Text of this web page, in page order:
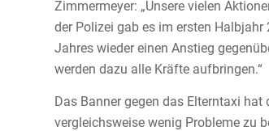
Zimmermeyer: „Unsere vielen
der Polizei gab es im ersten
Jahres wieder einen Anstieg
werden dazu alle Kräfte aufbringen.“
Das Banner gegen das Elterntaxi
vergleichsweise wenig Probleme zu